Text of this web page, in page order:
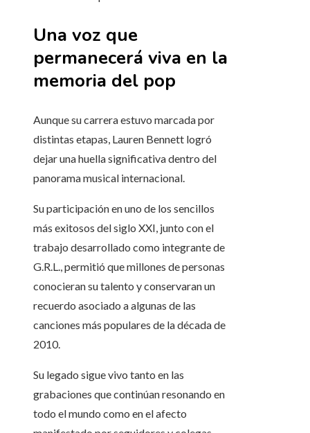
Una voz que
permanecerá viva en la
memoria del pop
Aunque su carrera estuvo marcada por
distintas etapas, Lauren Bennett logró
dejar una huella significativa dentro del
panorama musical internacional.
Su participación en uno de los sencillos
más exitosos del siglo XXI, junto con el
trabajo desarrollado como integrante de
G.R.L., permitió que millones de personas
conocieran su talento y conservaran un
recuerdo asociado a algunas de las
canciones más populares de la década de
2010.
Su legado sigue vivo tanto en las
grabaciones que continúan resonando en
todo el mundo como en el afecto